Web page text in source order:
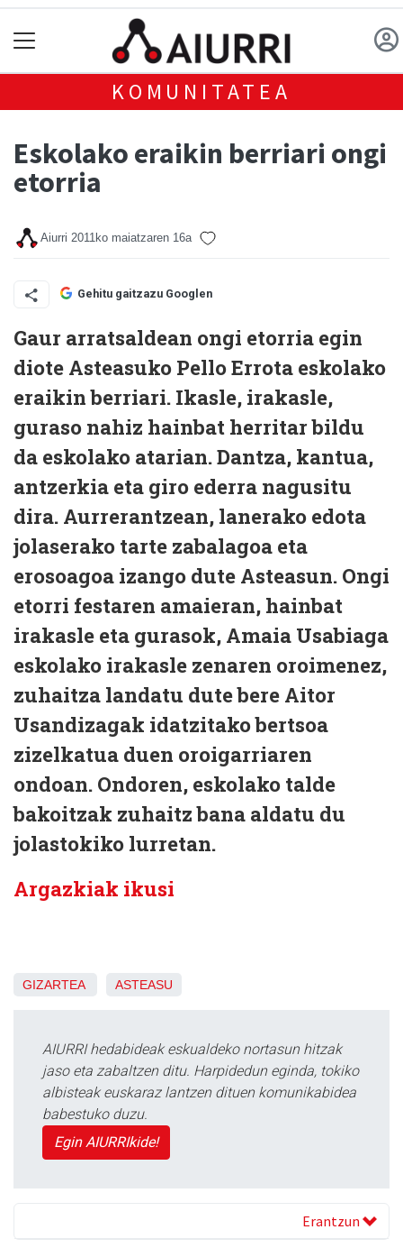
KOMUNITATEA
Eskolako eraikin berriari ongi
etorria
Aiurri 2011ko maiatzaren 16a
Gehitu gaitzazu Googlen
Gaur arratsaldean ongi etorria egin
diote Asteasuko Pello Errota eskolako
eraikin berriari. Ikasle, irakasle,
guraso nahiz hainbat herritar bildu
da eskolako atarian. Dantza, kantua,
antzerkia eta giro ederra nagusitu
dira. Aurrerantzean, lanerako edota
jolaserako tarte zabalagoa eta
erosoagoa izango dute Asteasun. Ongi
etorri festaren amaieran, hainbat
irakasle eta gurasok, Amaia Usabiaga
eskolako irakasle zenaren oroimenez,
zuhaitza landatu dute bere Aitor
Usandizagak idatzitako bertsoa
zizelkatua duen oroigarriaren
ondoan. Ondoren, eskolako talde
bakoitzak zuhaitz bana aldatu du
jolastokiko lurretan.
Argazkiak ikusi
GIZARTEA ASTEASU
AIURRI hedabideak eskualdeko nortasun hitzak
jaso eta zabaltzen ditu. Harpidedun eginda, tokiko
albisteak euskaraz lantzen dituen komunikabidea
babestuko duzu.
Egin AIURRIkide!
Erantzun